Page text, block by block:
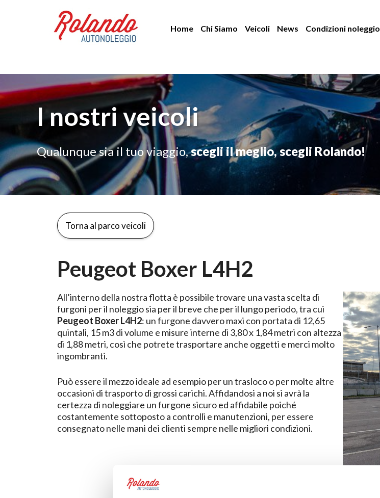
Home Chi Siamo Veicoli News Condizioni noleggio
I nostri veicoli
Qualunque sia il tuo viaggio,scegli il meglio, scegli Rolando!
Torna al parco veicoli
Peugeot Boxer L4H2
All’interno della nostra flotta è possibile trovare una vasta scelta di
furgoni per il noleggio sia per il breve che per il lungo periodo, tra cui
Peugeot Boxer L4H2: un furgone davvero maxi con portata di 12,65
quintali, 15 m3 di volume e misure interne di 3,80 x 1,84 metri con altezza
di 1,88 metri, così che potrete trasportare anche oggetti e merci molto
ingombranti.
Può essere il mezzo ideale ad esempio per un trasloco o per molte altre
occasioni di trasporto di grossi carichi. Affidandosi a noi si avrà la
certezza di noleggiare un furgone sicuro ed affidabile poiché
costantemente sottoposto a controlli e manutenzioni, per essere
consegnato nelle mani dei clienti sempre nelle migliori condizioni.